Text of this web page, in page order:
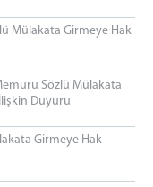
Mülakata Girmeye Hak
Sözlü Mülakata
Duyuru
Girmeye Hak